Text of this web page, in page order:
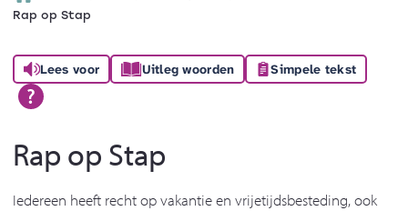
Rap op Stap
Lees voor Uitleg woorden Simpele tekst
Rap op Stap
Iedereen heeft recht op vakantie en vrijetijdsbesteding, ook